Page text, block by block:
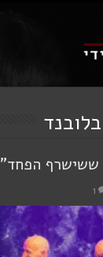
בלובנד
ששישרף הפחד"
1